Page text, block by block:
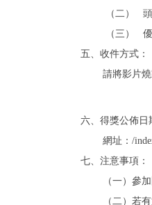
（二）
（三）
五、 收件方式：
請將影片
六、 得獎公佈日
網址： /
七、 注意事項：
（一） 參
（二）若